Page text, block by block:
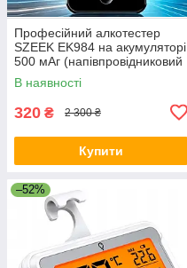
Професійний алкотестер
SZEEK EK984 на акумуляторі
500 мАг (напівпровідниковий
сенсор, 10 мундштуків +
чохол)
В наявності
320 ₴ 2 300 ₴
Купити
–52%